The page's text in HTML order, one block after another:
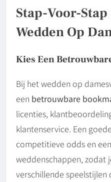
Stap-Voor-
Wedden Op
Kies Een
Bij het wedden op
een betrouwbare
licenties,
klantenservice. Een
competitieve odds en
weddenschappen, zodat
verschillende